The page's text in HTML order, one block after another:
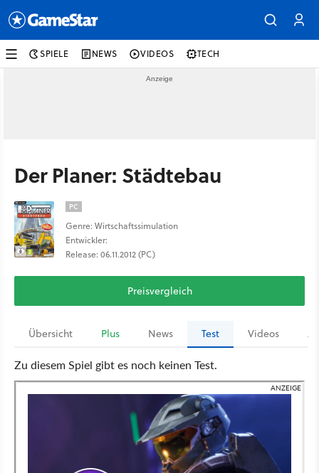
SPIELE NEWS VIDEOS TECH
Der Planer: Städtebau
PC
Genre: Wirtschaftssimulation
Entwickler:
Release: 06.11.2012 (PC)
Preisvergleich
Übersicht Plus News Test Videos
Zu diesem Spiel gibt es noch keinen Test.